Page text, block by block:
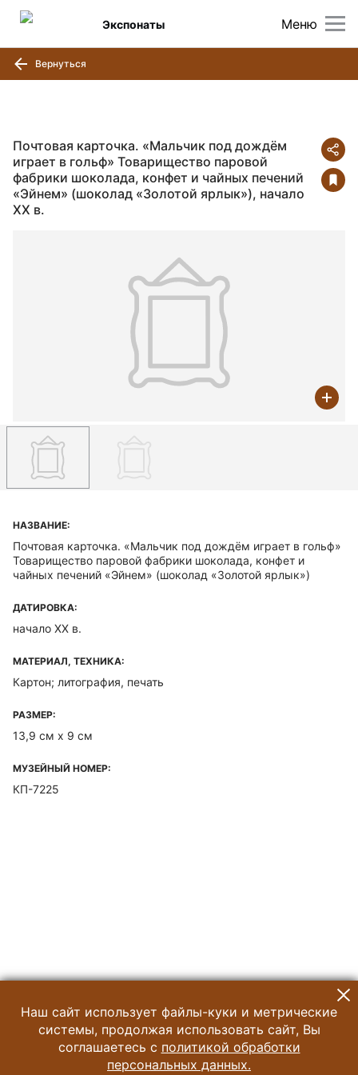
Меню
Экспонаты
Вернуться
Почтовая карточка. «Мальчик под дождём
играет в гольф» Товарищество паровой
фабрики шоколада, конфет и чайных печений
«Эйнем» (шоколад «Золотой ярлык»), начало
ХХ в.
НАЗВАНИЕ:
Почтовая карточка. «Мальчик под дождём играет в гольф»
Товарищество паровой фабрики шоколада, конфет и
чайных печений «Эйнем» (шоколад «Золотой ярлык»)
ДАТИРОВКА:
начало ХХ в.
МАТЕРИАЛ, ТЕХНИКА:
Картон; литография, печать
РАЗМЕР:
13,9 см х 9 см
МУЗЕЙНЫЙ НОМЕР:
КП-7225
Наш сайт использует файлы-куки и метрические
системы, продолжая использовать сайт, Вы
соглашаетесь с политикой обработки
персональных данных.